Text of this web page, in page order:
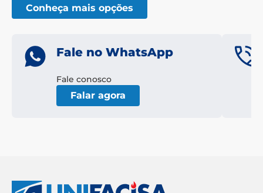
Conheça mais opções
Fale no WhatsApp
Fale conosco
Falar agora